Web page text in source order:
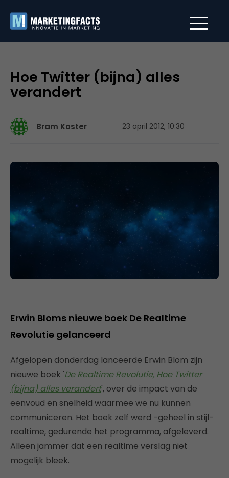
Hoe Twitter (bijna) alles
verandert
Bram Koster 23 april 2012, 10:30
Erwin Bloms nieuwe boek De Realtime
Revolutie gelanceerd
Afgelopen donderdag lanceerde Erwin Blom zijn
nieuwe boek 'De Realtime Revolutie, Hoe Twitter
(bijna) alles verandert', over de impact van de
eenvoud en snelheid waarmee we nu kunnen
communiceren. Het boek zelf werd -geheel in stijl-
realtime, gedurende het programma, afgeleverd.
Alleen jammer dat een realtime verslag niet
mogelijk bleek.